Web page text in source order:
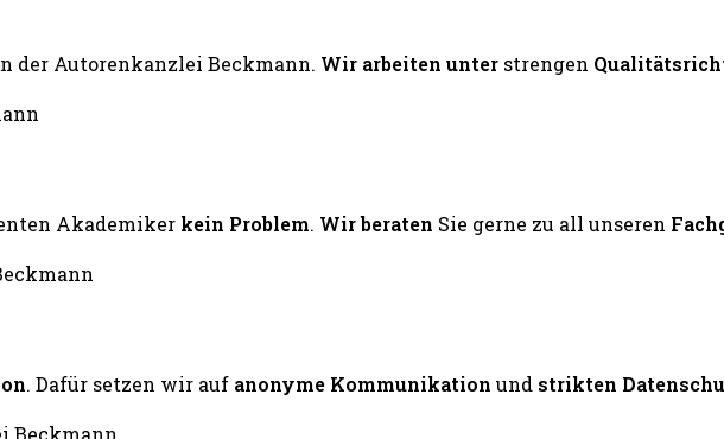
der Autorenkanzlei Beckmann. Wir arbeiten unter strengen
Akademiker kein Problem. Wir beraten Sie gerne zu all unseren
. Dafür setzen wir auf anonyme Kommunikation und strikten